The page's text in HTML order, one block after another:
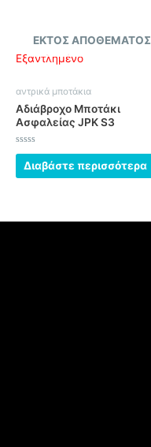
ΕΚΤΌΣ ΑΠΟΘΈΜΑΤΟΣ
Εξαντλημένο
αντρικά μποτάκια
Αδιάβροχο Μποτάκι
Ασφαλείας JPK S3
Βαθμολογήθηκε
από
Διαβάστε περισσότερα